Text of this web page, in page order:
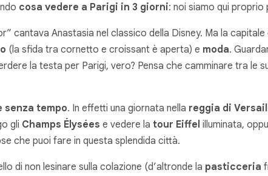
cosa vedere a Parigi in 3 giorni: noi siamo qui proprio
cantava Anastasia nel classico della Disney. Ma la
(la sfida tra cornetto e croissant è aperta) e moda.
la testa per Parigi, vero? Pensa che camminare tra le
senza tempo. In effetti una giornata nella reggia di
gli Champs Élysées e vedere la tour Eiffel illuminata,
che puoi fare in questa splendida città.
di non lesinare sulla colazione (d’altronde la pasticceria